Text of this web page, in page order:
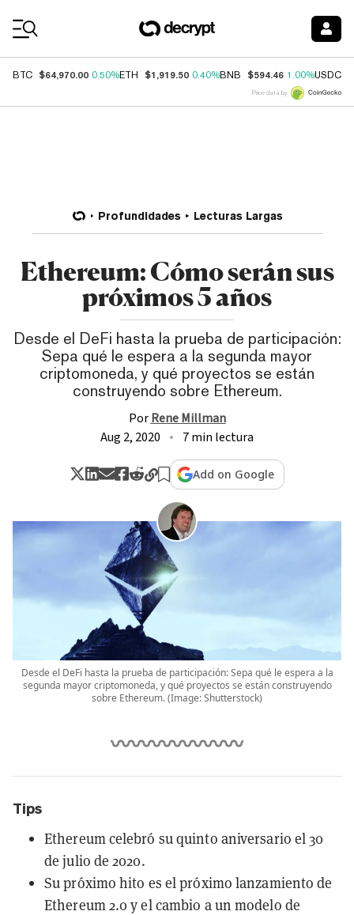
BTC $64,970.00 0.50%ETH $1,919.50 0.40%BNB $594.46 1.00%USDC
Price data by
Profundidades Lecturas Largas
Ethereum: Cómo serán sus
próximos 5 años
Desde el DeFi hasta la prueba de participación:
Sepa qué le espera a la segunda mayor
criptomoneda, y qué proyectos se están
construyendo sobre Ethereum.
Por Rene Millman
Aug 2, 2020
7 min lectura
Add on Google
Desde el DeFi hasta la prueba de participación: Sepa qué le espera a la
segunda mayor criptomoneda, y qué proyectos se están construyendo
sobre Ethereum. (Image: Shutterstock)
Tips
Ethereum celebró su quinto aniversario el 30
de julio de 2020.
Su próximo hito es el próximo lanzamiento de
Ethereum 2.0 y el cambio a un modelo de